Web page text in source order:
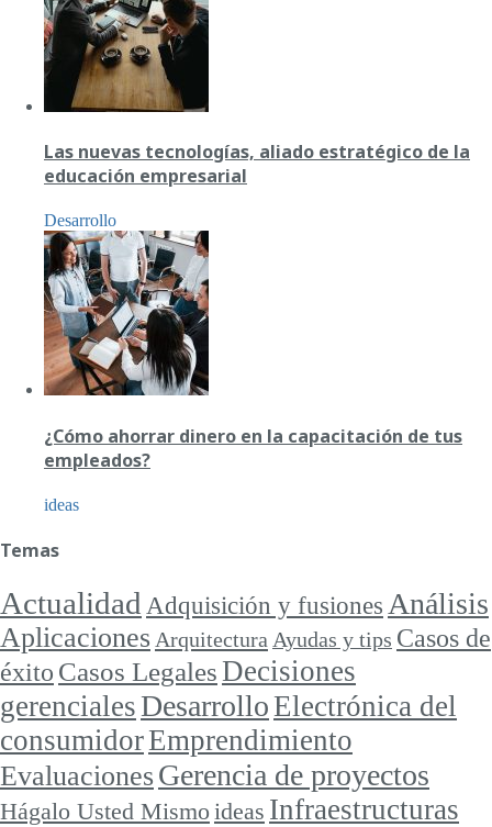
Las nuevas tecnologías, aliado estratégico de la
educación empresarial
Desarrollo
¿Cómo ahorrar dinero en la capacitación de tus
empleados?
ideas
Temas
ActualidadAdquisición y fusionesAnálisis
Aplicaciones ArquitecturaAyudas y tips Casos de
éxito Casos LegalesDecisiones
gerenciales DesarrolloElectrónica del
consumidorEmprendimiento
Evaluaciones Gerencia de proyectos
Hágalo Usted Mismo ideas Infraestructuras